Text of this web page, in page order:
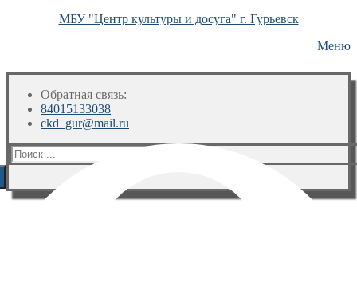
МБУ "Центр культуры и досуга" г. Гурьевск
Меню
Обратная связь:
84015133038
ckd_gur@mail.ru
Искать: